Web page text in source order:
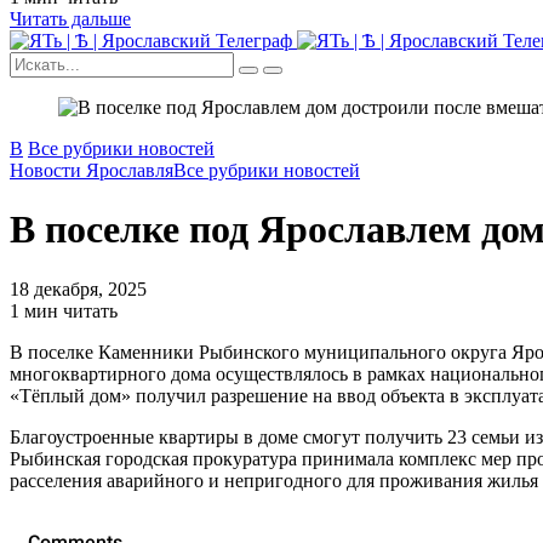
Читать дальше
В Все рубрики новостей
Новости ЯрославляВсе рубрики новостей
В поселке под Ярославлем
18 декабря, 2025
1 мин читать
В поселке Каменники Рыбинского муниципального округа
многоквартирного дома осуществлялось в рамках
«Тёплый дом» получил разрешение на ввод объекта в
Благоустроенные квартиры в доме смогут получить 23
Рыбинская городская прокуратура принимала комплекс мер
расселения аварийного и непригодного для проживания